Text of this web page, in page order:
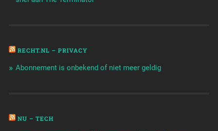
RECHT.NL – PRIVACY
Abonnement is onbekend of niet meer geldig
NU – TECH